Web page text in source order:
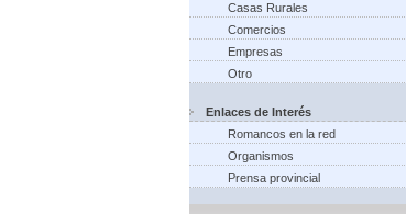
Casas Rurales
Comercios
Empresas
Otro
Enlaces de Interés
Romancos en la red
Organismos
Prensa provincial